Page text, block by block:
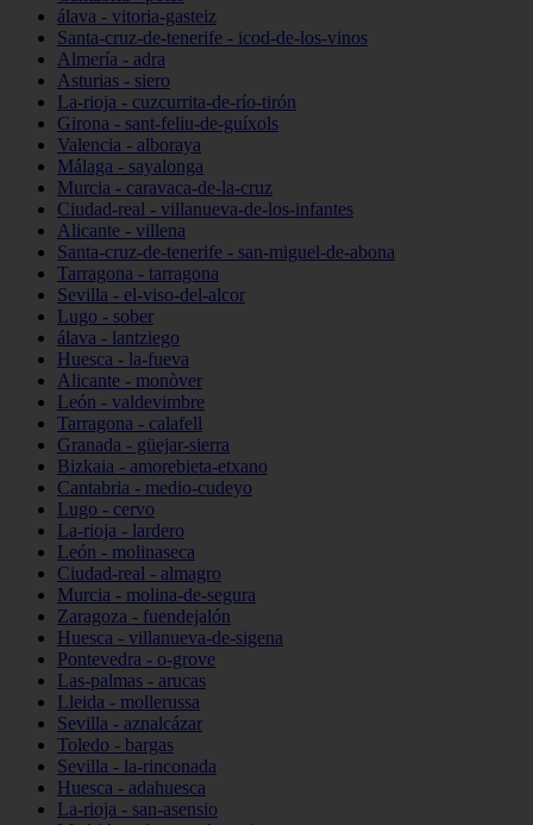
álava - vitoria-gasteiz
Santa-cruz-de-tenerife - icod-de-los-vinos
Almería - adra
Asturias - siero
La-rioja - cuzcurrita-de-río-tirón
Girona - sant-feliu-de-guíxols
Valencia - alboraya
Málaga - sayalonga
Murcia - caravaca-de-la-cruz
Ciudad-real - villanueva-de-los-infantes
Alicante - villena
Santa-cruz-de-tenerife - san-miguel-de-abona
Tarragona - tarragona
Sevilla - el-viso-del-alcor
Lugo - sober
álava - lantziego
Huesca - la-fueva
Alicante - monòver
León - valdevimbre
Tarragona - calafell
Granada - güejar-sierra
Bizkaia - amorebieta-etxano
Cantabria - medio-cudeyo
Lugo - cervo
La-rioja - lardero
León - molinaseca
Ciudad-real - almagro
Murcia - molina-de-segura
Zaragoza - fuendejalón
Huesca - villanueva-de-sigena
Pontevedra - o-grove
Las-palmas - arucas
Lleida - mollerussa
Sevilla - aznalcázar
Toledo - bargas
Sevilla - la-rinconada
Huesca - adahuesca
La-rioja - san-asensio